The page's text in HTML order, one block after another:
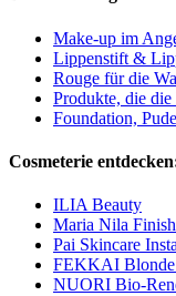
Make-up im
Lippenstift &
Rouge für die
Produkte, die
Foundation,
Cosmeterie
ILIA Beauty
Maria Nila
Pai Skincare
FEKKAI
NUORI Bio-